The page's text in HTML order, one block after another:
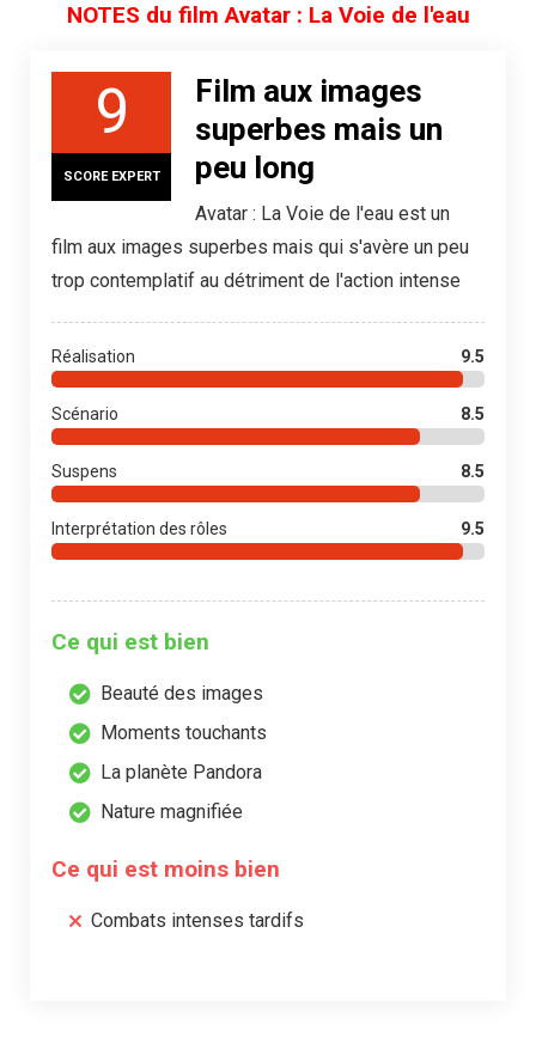
NOTES du film Avatar : La Voie de l'eau
9
SCORE EXPERT
Film aux images
superbes mais un
peu long
Avatar : La Voie de l'eau est un
film aux images superbes mais qui s'avère un peu
trop contemplatif au détriment de l'action intense
Réalisation 9.5
Scénario 8.5
Suspens 8.5
Interprétation des rôles 9.5
Ce qui est bien
Beauté des images
Moments touchants
La planète Pandora
Nature magnifiée
Ce qui est moins bien
Combats intenses tardifs